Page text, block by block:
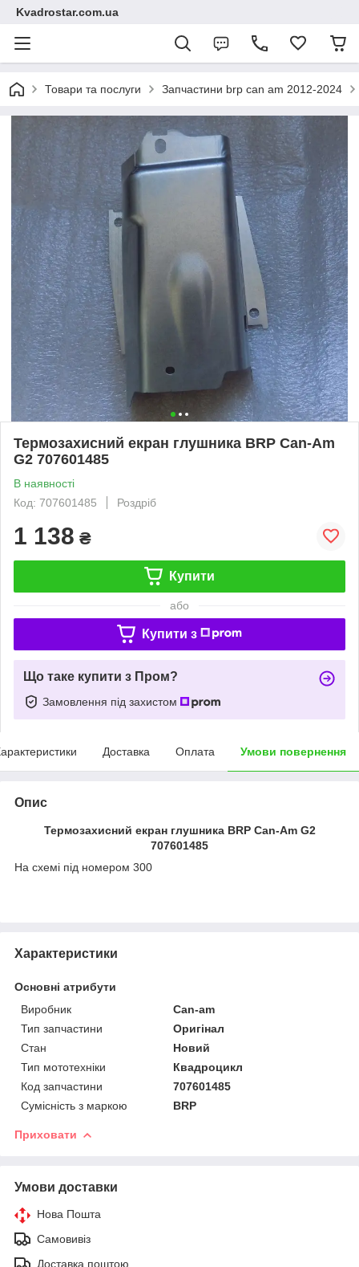
Kvadrostar.com.ua
Товари та послуги Запчастини brp can am 2012-2024
Термозахисний екран глушника BRP Can-Am
G2 707601485
В наявності
Код: 707601485
Роздріб
1 138 ₴
Купити
або
Купити з
Що таке купити з Пром?
Замовлення під захистом
Доставка Оплата Умови повернення
Опис
Термозахисний екран глушника BRP Can-Am G2
707601485
На схемі під номером 300
Характеристики
Основні атрибути
Виробник
Can-am
Тип запчастини
Оригінал
Стан
Новий
Тип мототехніки
Квадроцикл
Код запчастини
707601485
Сумісність з маркою
BRP
Приховати
Умови доставки
Нова Пошта
Самовивіз
Доставка поштою